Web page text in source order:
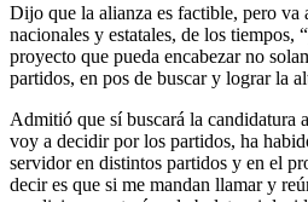
Dijo que la alianza es factible, pero va
nacionales y estatales, de los tiempos,
proyecto que pueda encabezar no
partidos, en pos de buscar y lograr la
Admitió que sí buscará la candidatura
voy a decidir por los partidos, ha
servidor en distintos partidos y en el
decir es que si me mandan llamar y